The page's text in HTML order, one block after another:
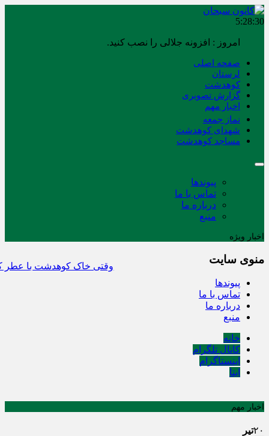
5:28:31
امروز : افزونه جلالی را نصب کنید.
صفحه اصلی
لرستان
کوهدشت
گزارش تصویری
اخبار مهم
نماز جمعه
شهدای کوهدشت
مساجد کوهدشت
پیوندها
تماس با ما
درباره ما
منبع
اخبار ویژه
وقتی خاک کوهدشت با عطر
منوی سایت
پیوندها
تماس با ما
درباره ما
منبع
خانه
کانال تلگرام
اینستاگرام
ایتا
اخبار مهم
۲۰تیر